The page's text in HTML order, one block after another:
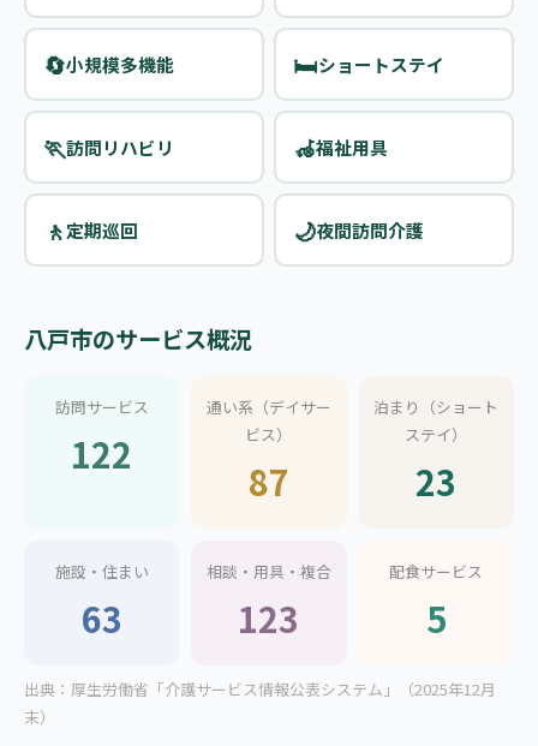
🔄小規模多機能 🛏️ショートステイ
🏃訪問リハビリ 🦽福祉用具
🚶定期巡回 🌙夜間訪問介護
八戸市のサービス概況
訪問サービス
122
通い系（デイサー
ビス）
87
泊まり（ショート
ステイ）
23
施設・住まい
63
相談・用具・複合
123
配食サービス
5
出典：厚生労働省「介護サービス情報公表システム」（2025年12月
末）